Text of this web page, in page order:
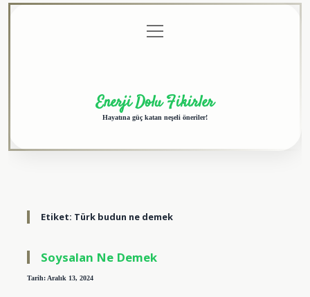
menüyü
aç
Enerji Dolu Fikirler
Hayatına güç katan neşeli öneriler!
Etiket: Türk budun ne demek
Soysalan Ne Demek
Tarih: Aralık 13, 2024